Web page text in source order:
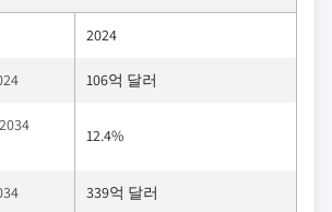
2024
106억 달러
12.4%
339억 달러